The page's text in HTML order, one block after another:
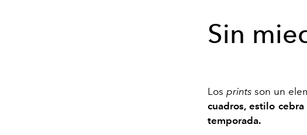
Sin
Los printsson un
cuadros, estilo
temporada.